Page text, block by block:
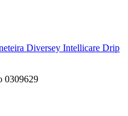
Diversey Intellicare Drip
0309629